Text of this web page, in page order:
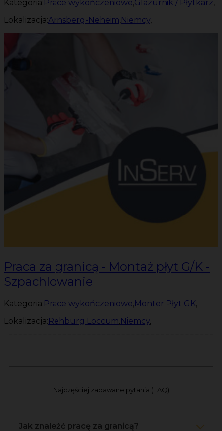
Kategoria:Prace wykończeniowe,Glazurnik / Płytkarz,
Lokalizacja:Arnsberg-Neheim,Niemcy,
Praca za granicą - Montaż płyt G/K -
Szpachlowanie
Kategoria:Prace wykończeniowe,Monter Płyt GK,
Lokalizacja:Rehburg Loccum,Niemcy,
Najczęściej zadawane pytania (FAQ)
Jak znaleźć pracę za granicą?